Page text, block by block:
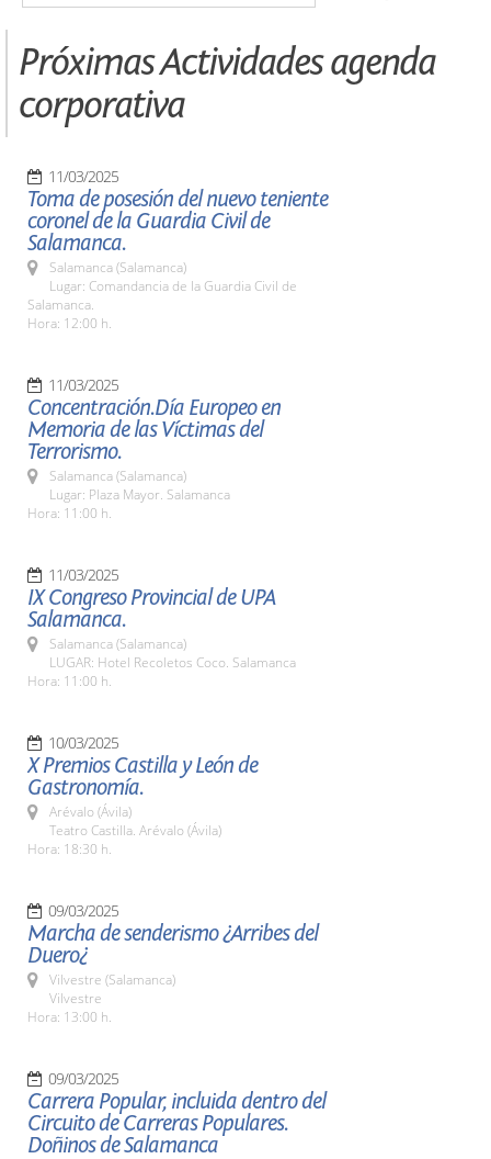
Próximas Actividades agenda
corporativa
11/03/2025
Toma de posesión del nuevo teniente
coronel de la Guardia Civil de
Salamanca.
Salamanca (Salamanca)
Lugar: Comandancia de la Guardia Civil de
Salamanca.
Hora: 12:00 h.
11/03/2025
Concentración.Día Europeo en
Memoria de las Víctimas del
Terrorismo.
Salamanca (Salamanca)
Lugar: Plaza Mayor. Salamanca
Hora: 11:00 h.
11/03/2025
IX Congreso Provincial de UPA
Salamanca.
Salamanca (Salamanca)
LUGAR: Hotel Recoletos Coco. Salamanca
Hora: 11:00 h.
10/03/2025
X Premios Castilla y León de
Gastronomía.
Arévalo (Ávila)
Teatro Castilla. Arévalo (Ávila)
Hora: 18:30 h.
09/03/2025
Marcha de senderismo ¿Arribes del
Duero¿
Vilvestre (Salamanca)
Vilvestre
Hora: 13:00 h.
09/03/2025
Carrera Popular, incluida dentro del
Circuito de Carreras Populares.
Doñinos de Salamanca